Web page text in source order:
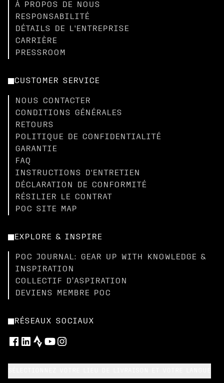
À PROPOS DE NOUS
RESPONSABILITÉ
DÉTAILS DE L'ENTREPRISE
CARRIÈRE
PRESSROOM
CUSTOMER SERVICE
NOUS CONTACTER
CONDITIONS GÉNÉRALES
RETOURS
POLITIQUE DE CONFIDENTIALITÉ
GARANTIE
FAQ
INSTRUCTIONS D'ENTRETIEN
DÉCLARATION DE CONFORMITÉ
RÉSILIER LE CONTRAT
POC SITE MAP
EXPLORE & INSPIRE
POC JOURNAL: GEAR UP WITH KNOWLEDGE &
INSPIRATION
COLLECTIF D’ASPIRATION
DEVIENS MEMBRE POC
RÉSEAUX SOCIAUX